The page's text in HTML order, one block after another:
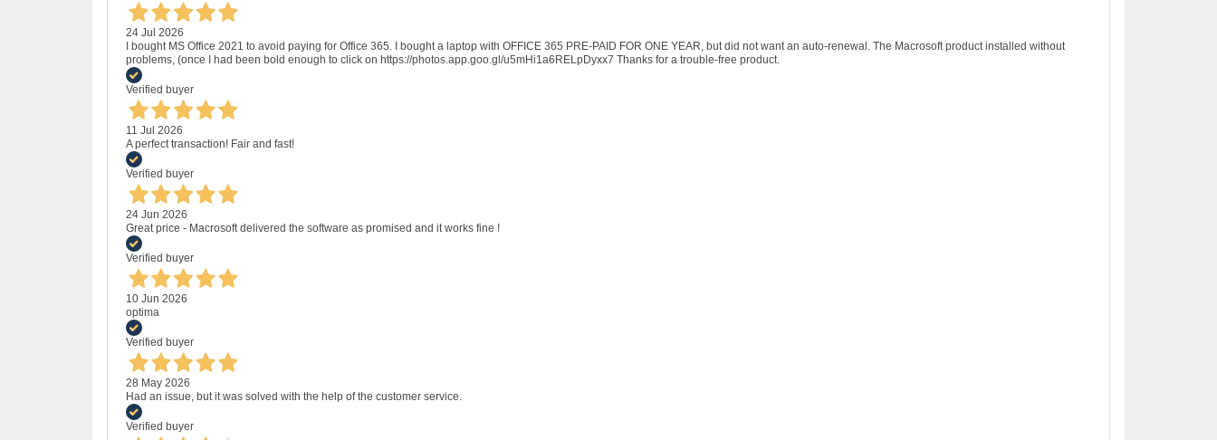
24 Jul 2026
I bought MS Office 2021 to avoid paying for Office 365. I bought a laptop with OFFICE 365 PRE-PAID FOR ONE YEAR, but did not want an auto-renewal. The Macrosoft product installed without
problems, (once I had been bold enough to click on https://photos.app.goo.gl/u5mHi1a6RELpDyxx7 Thanks for a trouble-free product.
Verified buyer
11 Jul 2026
A perfect transaction! Fair and fast!
Verified buyer
24 Jun 2026
Great price - Macrosoft delivered the software as promised and it works fine !
Verified buyer
10 Jun 2026
optima
Verified buyer
28 May 2026
Had an issue, but it was solved with the help of the customer service.
Verified buyer